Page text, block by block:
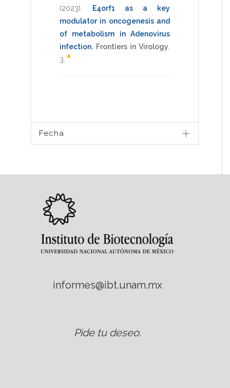
(2023)
E4orf1 as a key
modulator in oncogenesis and
of metabolism in Adenovirus
infection. Frontiers in Virology
3 *
Fecha
informes@ibt.unam.mx
Pide tu deseo.